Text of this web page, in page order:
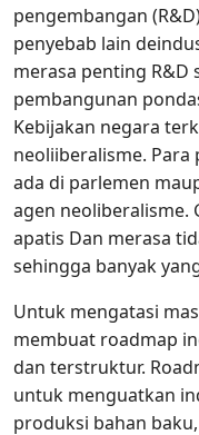
pengembangan
penyebab lain
merasa penting R&D
pembangunan
Kebijakan negara
neoliiberalisme.
ada di parlemen
agen neoliberalisme.
apatis Dan merasa
sehingga banyak
Untuk mengatasi
membuat roadmap
dan terstruktur.
untuk menguatkan
produksi bahan